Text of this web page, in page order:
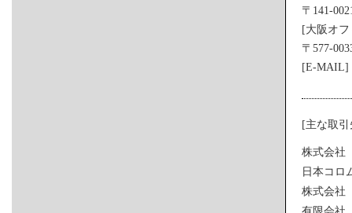
〒141-
[大阪オ
〒577-
[E-MAIL]
[主な取
株式会社
日本コ
株式会